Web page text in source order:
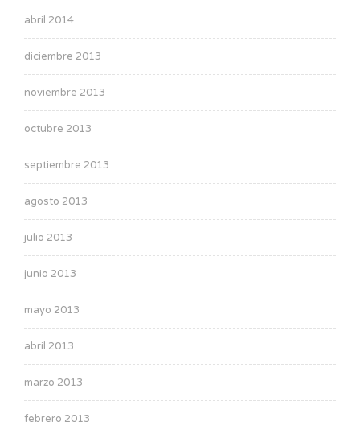
abril 2014
diciembre 2013
noviembre 2013
octubre 2013
septiembre 2013
agosto 2013
julio 2013
junio 2013
mayo 2013
abril 2013
marzo 2013
febrero 2013